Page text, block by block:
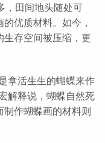
，田间地头随处可
优质材料。如今，
存空间被压缩，更
活生生的蝴蝶来作
解释说，蝴蝶自然死
作蝴蝶画的材料则